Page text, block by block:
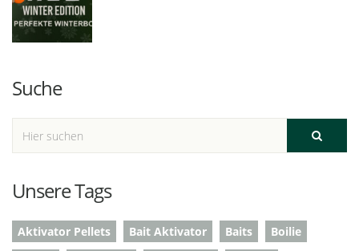
Suche
Unsere Tags
Aktivator Pellets Bait Aktivator Baits
Boilie